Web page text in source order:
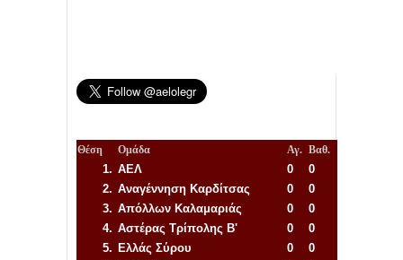
Θέση Ομάδα Αγ. Βαθ.
1. ΑΕΛ 0
0
2. Αναγέννηση Καρδίτσας 0
0
3. Απόλλων Καλαμαριάς 0
0
4. Αστέρας Τρίπολης Β' 0
0
5. Ελλάς Σύρου 0
0